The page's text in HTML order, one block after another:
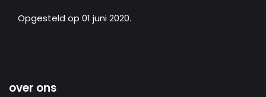
Opgesteld op 01 juni 2020.
over ons